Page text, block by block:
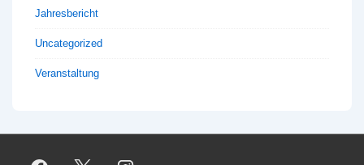
Jahresbericht
Uncategorized
Veranstaltung